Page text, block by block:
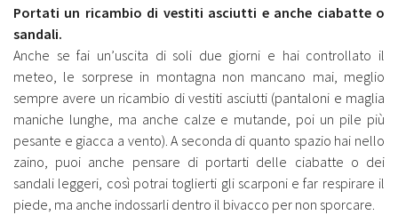
Portati un ricambio di vestiti asciutti e anche ciabatte o
sandali.
Anche se fai un’uscita di soli due giorni e hai controllato il
meteo, le sorprese in montagna non mancano mai, meglio
sempre avere un ricambio di vestiti asciutti (pantaloni e maglia
maniche lunghe, ma anche calze e mutande, poi un pile più
pesante e giacca a vento). A seconda di quanto spazio hai nello
zaino, puoi anche pensare di portarti delle ciabatte o dei
sandali leggeri, così potrai toglierti gli scarponi e far respirare il
piede, ma anche indossarli dentro il bivacco per non sporcare.